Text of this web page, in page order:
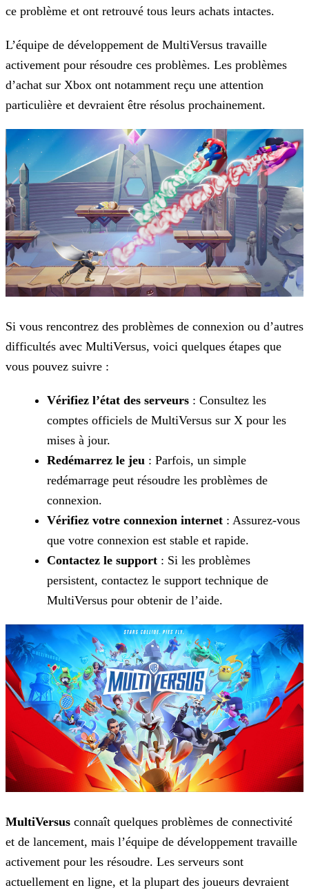
ce problème et ont retrouvé tous leurs achats intactes.
L’équipe de développement de MultiVersus travaille
activement pour résoudre ces problèmes. Les problèmes
d’achat sur Xbox ont notamment reçu une attention
particulière et devraient être résolus prochainement.
Si vous rencontrez des problèmes de connexion ou d’autres
difficultés avec MultiVersus, voici quelques étapes que
vous pouvez suivre :
Vérifiez l’état des serveurs : Consultez les
comptes officiels de MultiVersus sur X pour les
mises à jour.
Redémarrez le jeu : Parfois, un simple
redémarrage peut résoudre les problèmes de
connexion.
Vérifiez votre connexion internet : Assurez-vous
que votre connexion est stable et rapide.
Contactez le support : Si les problèmes
persistent, contactez le support technique de
MultiVersus pour obtenir de l’aide.
MultiVersus connaît quelques problèmes de connectivité
et de lancement, mais l’équipe de développement travaille
activement pour les résoudre. Les serveurs sont
actuellement en ligne, et la plupart des joueurs devraient